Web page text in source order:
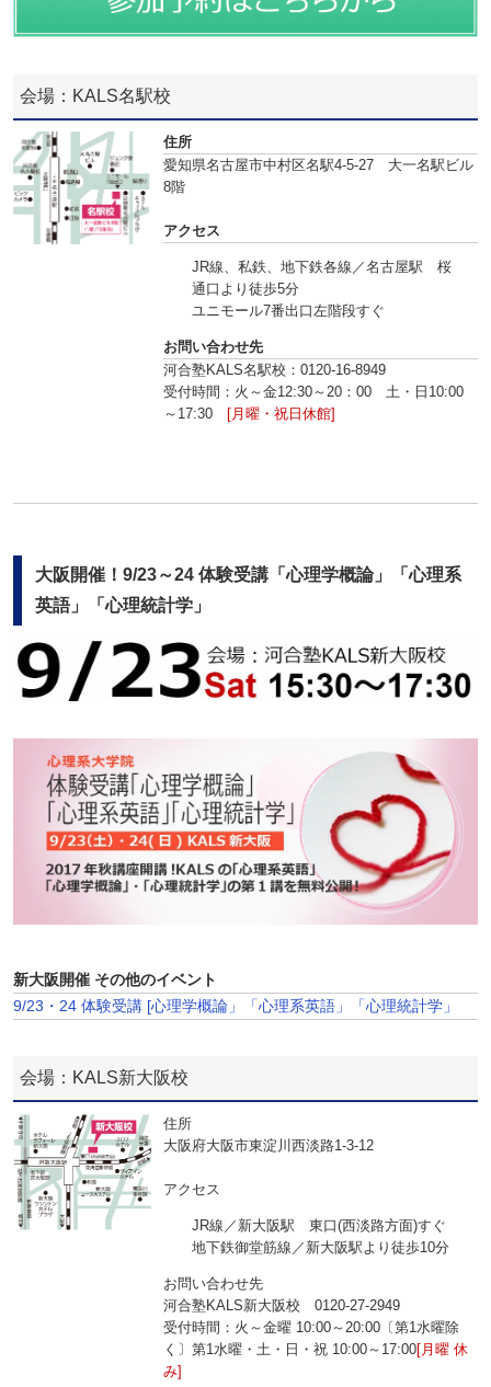
会場：KALS名駅校
住所
愛知県名古屋市中村区名駅4-5-27 大一名駅ビル
8階
アクセス
JR線、私鉄、地下鉄各線／名古屋駅 桜
通口より徒歩5分
ユニモール7番出口左階段すぐ
お問い合わせ先
河合塾KALS名駅校：0120-16‐8949
受付時間：火～金12:30～20：00 土・日10:00
～17:30
[月曜・祝日休館]
大阪開催！9/23～24 体験受講「心理学概論」「心理系
英語」「心理統計学」
新大阪開催 その他のイベント
9/23・24 体験受講 [心理学概論」「心理系英語」「心理統計学」
会場：KALS新大阪校
住所
大阪府大阪市東淀川西淡路1‐3‐12
アクセス
JR線／新大阪駅 東口(西淡路方面)すぐ
地下鉄御堂筋線／新大阪駅より徒歩10分
お問い合わせ先
河合塾KALS新大阪校 0120‐27‐2949
受付時間：火～金曜 10:00～20:00〔第1水曜除
く〕第1水曜・土・日・祝 10:00～17:00[月曜 休
み]